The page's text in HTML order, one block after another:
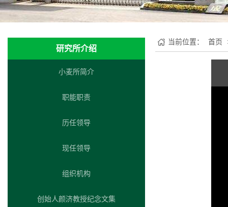
研究所介绍
小麦所简介
职能职责
历任领导
现任领导
组织机构
创始人颜济教授纪念文集
当前位置： 首页